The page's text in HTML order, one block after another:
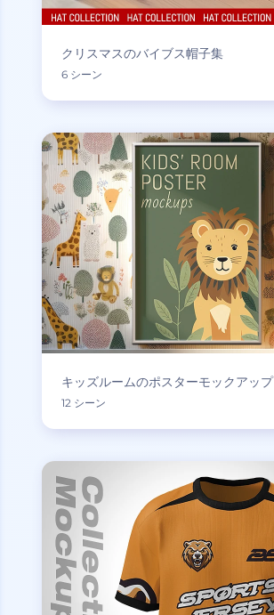
クリスマスのバイブス帽子集
6 シーン
キッズルームのポスターモックアップ
12 シーン